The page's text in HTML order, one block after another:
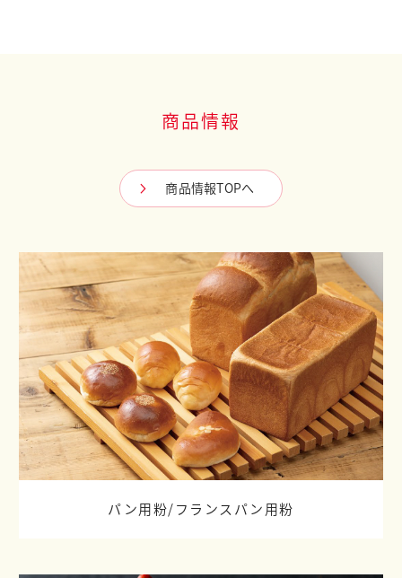
商品情報
商品情報TOPへ
パン用粉/フランスパン用粉